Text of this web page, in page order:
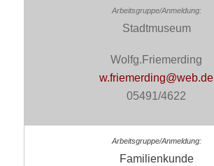
Stadtmuseum
Wolfg.Friemerding
w.friemerding@web.de
05491/4622
Familienkunde